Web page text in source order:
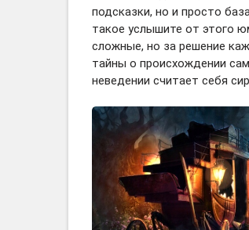
подсказки, но и просто
такое услышите от этого
сложные, но за решение
тайны о происхождении
неведении считает себя